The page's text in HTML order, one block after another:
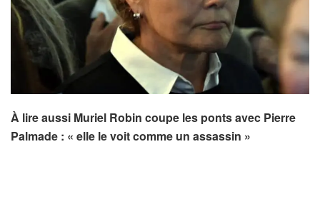
À lire aussi Muriel Robin coupe les ponts avec Pierre
Palmade : « elle le voit comme un assassin »